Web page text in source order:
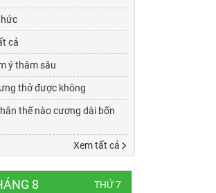
cả
ý thâm sâu
thở được không
thế nào cương dài bốn
Xem tất cả
8 THỨ 7